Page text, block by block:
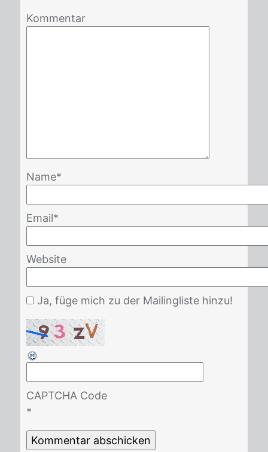
Kommentar
Name*
Email*
Website
Ja, füge mich zu der Mailingliste hinzu!
CAPTCHA Code
*